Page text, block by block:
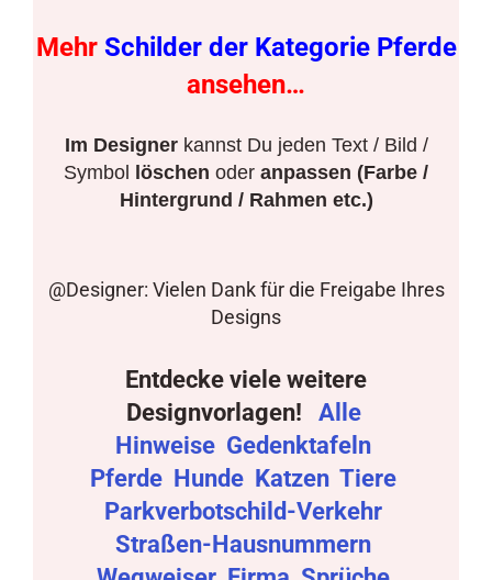
Mehr Schilder der Kategorie Pferde
ansehen…
Im Designerkannst Du jeden Text / Bild /
Symbol
löschen oder anpassen (Farbe /
Hintergrund / Rahmen etc.)
@Designer: Vielen Dank für die Freigabe Ihres
Designs
Entdecke viele weitere
Designvorlagen!
Alle
Hinweise Gedenktafeln
Pferde Hunde Katzen Tiere
Parkverbotschild-Verkehr
Straßen-Hausnummern